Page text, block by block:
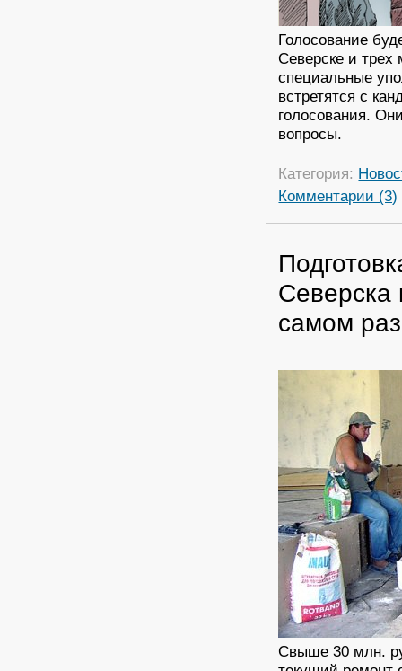
Голосование
Северске и трех
специальные
встретятся с
голосования.
вопросы.
Категория:
Комментарии (3)
Северска
самом
Свыше 30 млн.